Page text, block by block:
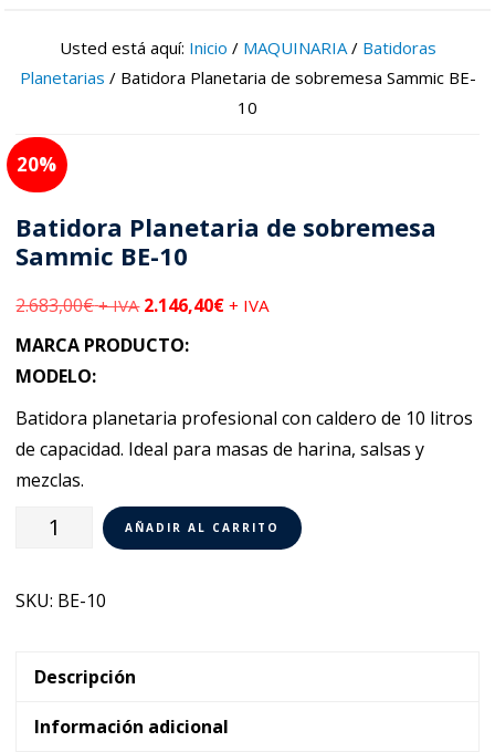
Usted está aquí: Inicio / MAQUINARIA / Batidoras
Planetarias /Batidora Planetaria de sobremesa Sammic BE-
10
20
Batidora Planetaria de sobremesa
Sammic BE-10
2.683,00€ + IVA 2.146,40€ + IVA
MARCA PRODUCTO:
MODELO:
Batidora planetaria profesional con caldero de 10 litros
de capacidad. Ideal para masas de harina, salsas y
mezclas.
Batidora
sobremesa
BE-
cantidad
AÑADIR AL CARRITO
SKU: BE-10
Descripción
Información adicional